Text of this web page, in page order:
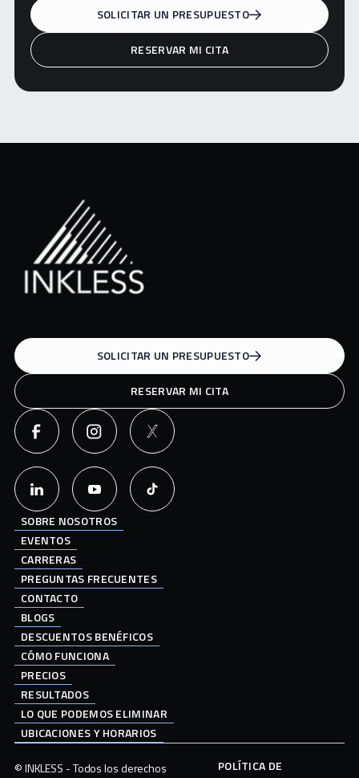
RESERVAR MI CITA
SOLICITAR UN PRESUPUESTO
CÓMO FUNCIONA
PRECIOS
RESULTADOS
LO QUE PODEMOS ELIMINAR
UBICACIONES Y HORARIOS
SOBRE NOSOTROS
EVENTOS
CARRERAS
PREGUNTAS FRECUENTES
CONTACTO
BLOGS
DESCUENTOS BENÉFICOS
SOLICITAR UN PRESUPUESTO
RESERVAR MI CITA
© INKLESS - Todos los derechos
POLÍTICA DE